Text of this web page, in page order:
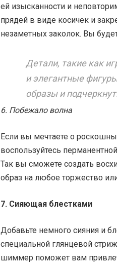
ей изысканности и
прядей в виде косичек и
незаметных заколок. Вы
Детали, такие как
и элегантные
образы и
6. Побежало волна
Если вы мечтаете о
воспользуйтесь
Так вы сможете создать
образ на любое торжество
7. Сияющая блестками
Добавьте немного сияния и
специальной глянцевой
шиммер поможет вам